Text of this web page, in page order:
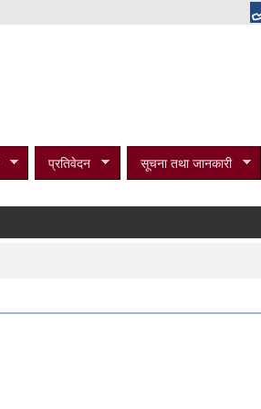
प्रतिवेदन सूचना तथा जानकारी